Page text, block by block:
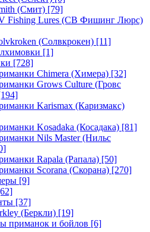
(Смит) [79]
Fishing Lures (СВ Фишинг Люрс)
(Солвкрокен) [11]
[1]
[728]
Chimera (Химера) [32]
Grows Culture (Гровс
Karismax (Каризмакс)
Kosadaka (Косадака) [81]
Nils Master (Нильс
Rapala (Рапала) [50]
Scorana (Скорана) [270]
[9]
[37]
(Беркли) [19]
приманок и бойлов [6]